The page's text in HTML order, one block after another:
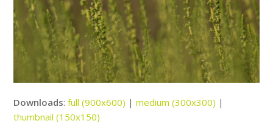
Downloads:full (900x600) |medium (300x300) |
thumbnail (150x150)